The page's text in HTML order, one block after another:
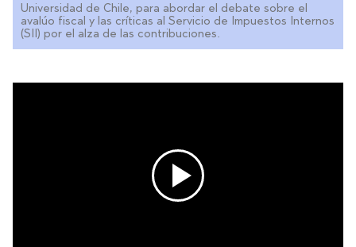
Universidad de Chile, para abordar el debate sobre el
avalúo fiscal y las críticas al Servicio de Impuestos Internos
(SII) por el alza de las contribuciones.